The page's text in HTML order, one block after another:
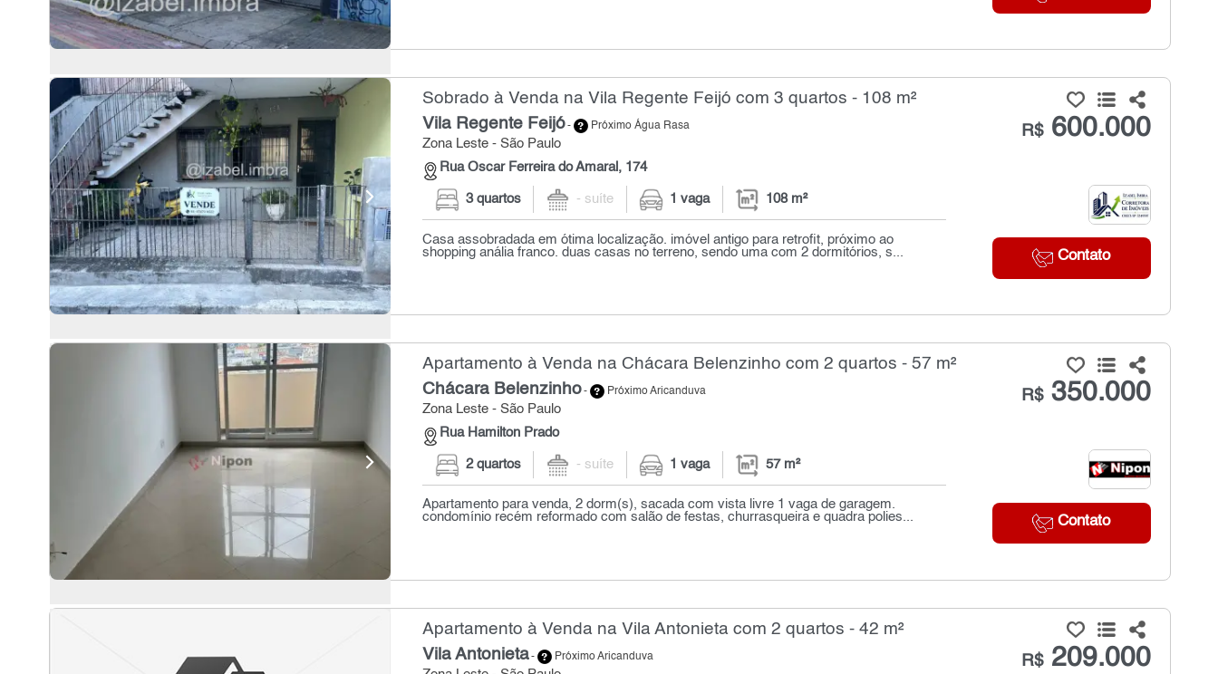
Sobrado à Venda na Vila Regente Feijó com 3 quartos - 108 m²
Vila Regente Feijó- Próximo Água Rasa
Zona Leste - São Paulo
Rua Oscar Ferreira do Amaral, 174
R$600.000
Contato
3 quartos - suíte 1 vaga 108 m²
Casa assobradada em ótima localização. imóvel antigo para retrofit, próximo ao
shopping anália franco. duas casas no terreno, sendo uma com 2 dormitórios, s...
Apartamento à Venda na Chácara Belenzinho com 2 quartos - 57 m²
Chácara Belenzinho- Próximo Aricanduva
Zona Leste - São Paulo
Rua Hamilton Prado
R$350.000
Contato
2 quartos - suíte 1 vaga 57 m²
Apartamento para venda, 2 dorm(s), sacada com vista livre 1 vaga de garagem.
condomínio recém reformado com salão de festas, churrasqueira e quadra polies...
Apartamento à Venda na Vila Antonieta com 2 quartos - 42 m²
Vila Antonieta- Próximo Aricanduva R$209.000